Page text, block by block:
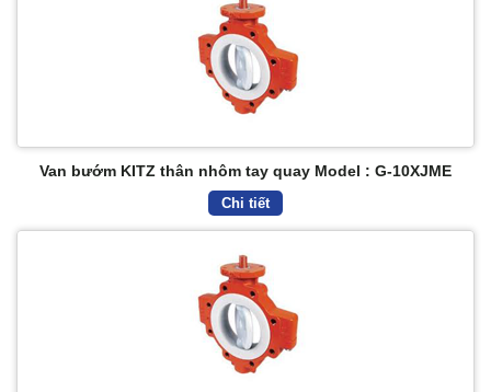
Van bướm KITZ thân nhôm tay quay Model : G-10XJME
Chi tiết